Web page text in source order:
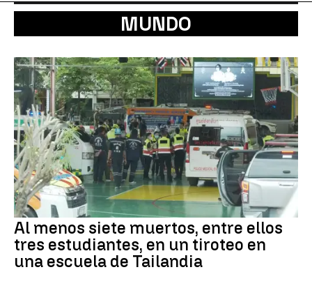
MUNDO
Al menos siete muertos, entre ellos
tres estudiantes, en un tiroteo en
una escuela de Tailandia